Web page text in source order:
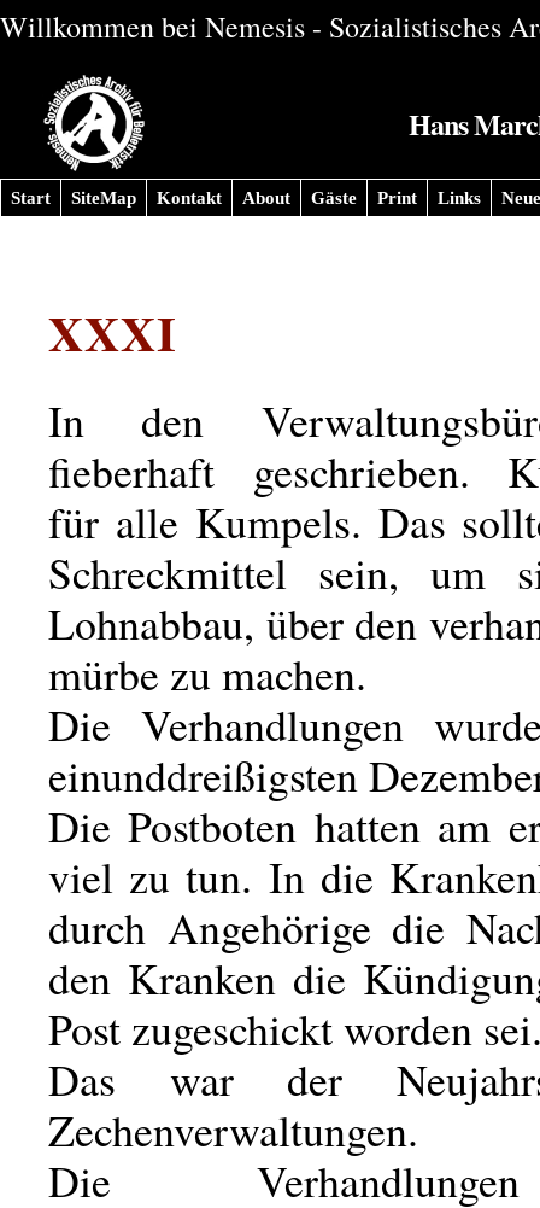
Willkommen bei Nemesis - Sozialistisches
Hans
Start SiteMap Kontakt About Gäste Print Links
XXXI
In den
fieberhaft geschrieben.
für alle Kumpels. Das
Schreckmittel sein, um
Lohnabbau, über den
mürbe zu machen.
Die Verhandlungen
einunddreißigsten
Die Postboten hatten am
viel zu tun. In die
durch Angehörige die
den Kranken die
Post zugeschickt worden
Das war der
Zechenverwaltungen.
Die